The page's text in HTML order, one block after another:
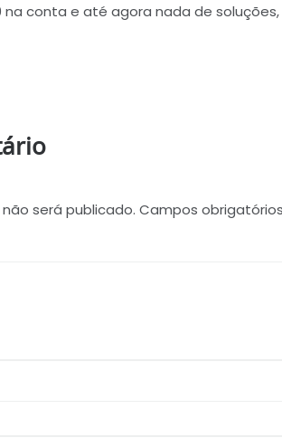
na conta e até agora nada de
será publicado. Campos